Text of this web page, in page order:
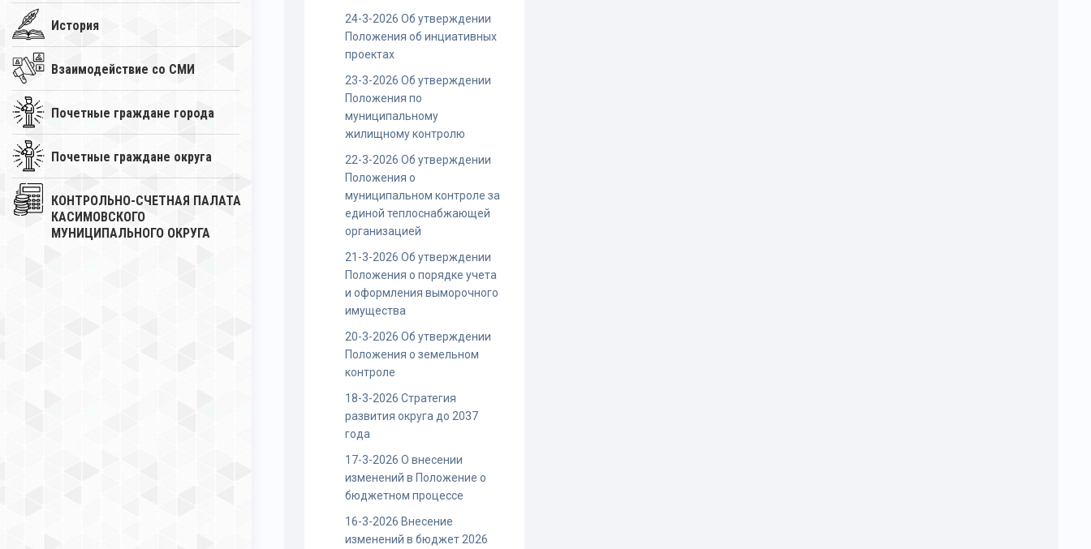
История
Взаимодействие со СМИ
Почетные граждане города
Почетные граждане округа
КОНТРОЛЬНО-СЧЕТНАЯ ПАЛАТА
КАСИМОВСКОГО
МУНИЦИПАЛЬНОГО ОКРУГА
24-3-2026 Об утверждении
Положения об инциативных
проектах
23-3-2026 Об утверждении
Положения по
муниципальному
жилищному контролю
22-3-2026 Об утверждении
Положения о
муниципальном контроле за
единой теплоснабжающей
организацией
21-3-2026 Об утверждении
Положения о порядке учета
и оформления выморочного
имущества
20-3-2026 Об утверждении
Положения о земельном
контроле
18-3-2026 Стратегия
развития округа до 2037
года
17-3-2026 О внесении
изменений в Положение о
бюджетном процессе
16-3-2026 Внесение
изменений в бюджет 2026